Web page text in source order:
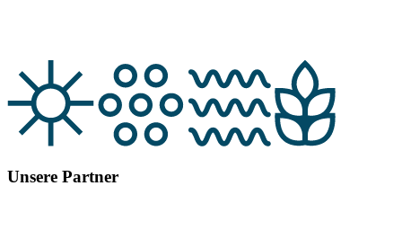
Unsere Partner